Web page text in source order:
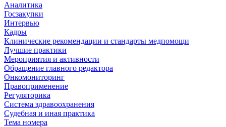
Аналитика
Госзакупки
Интервью
Кадры
Клинические рекомендации и стандарты медпомощи
Лучшие практики
Мероприятия и активности
Обращение главного редактора
Онкомониторинг
Правоприменение
Регуляторика
Система здравоохранения
Судебная и иная практика
Тема номера